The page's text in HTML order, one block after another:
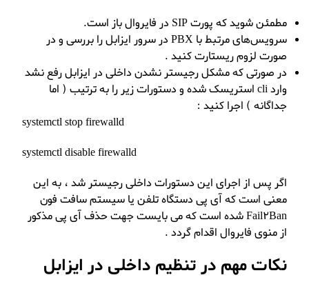
مطمئن شوید که پورت SIP در فایروال باز است.
سرویس‌های مرتبط با PBX در سرور ایزابل را بررسی و در
صورت لزوم ریستارت کنید .
در صورتی که مشکل رجیستر نشدن داخلی در ایزابل رفع نشد
وارد cli استریسک شده و دستورات زیر را به ترتیب ( اما
جداگانه ) اجرا کنید :
systemctl stop firewalld
systemctl disable firewalld
اگر پس از اجرای این دستورات داخلی رجیستر شد ، به این
معنی است که آی پی دستگاه تلفن یا سیستم سافت فون
Fail2Ban شده است که می بایست جهت حذف آی پی مذکور
از منوی فایروال اقدام گردد .
نکات مهم در تنظیم داخلی در ایزابل